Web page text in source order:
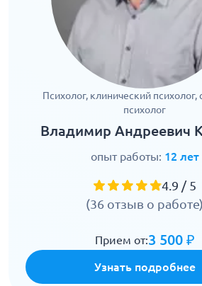
Психолог, клинический
психолог
Владимир Андреевич
опыт работы: 12 лет
4.9 / 5
(36 отзыв о работе)
Прием от:3 500 ₽
Узнать подробнее